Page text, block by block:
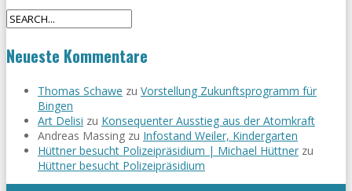
Neueste Kommentare
Thomas Schawe zu Vorstellung Zukunftsprogramm für
Bingen
Art Delisi zu Konsequenter Ausstieg aus der Atomkraft
Andreas Massing zu Infostand Weiler, Kindergarten
Hüttner besucht Polizeipräsidium | Michael Hüttner zu
Hüttner besucht Polizeipräsidium